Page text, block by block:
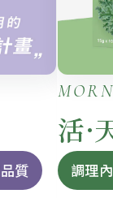
質
活·
調理